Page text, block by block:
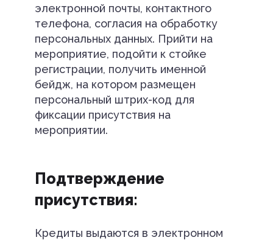
электронной почты, контактного
телефона, согласия на обработку
персональных данных. Прийти на
мероприятие, подойти к стойке
регистрации, получить именной
бейдж, на котором размещен
персональный штрих-код для
фиксации присутствия на
мероприятии.
Подтверждение
присутствия:
Кредиты выдаются в электронном